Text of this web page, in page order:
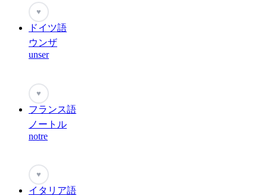
♥
ドイツ語
ウンザ
unser
♥
フランス語
ノートル
notre
♥
イタリア語